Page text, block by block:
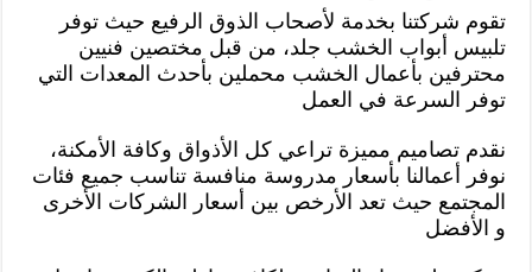
تقوم شركتنا بخدمة لأصحاب الذوق الرفيع حيث توفر
تلبيس أبواب الخشب جلد، من قبل مختصين فنيين
محترفين بأعمال الخشب محملين بأحدث المعدات التي
توفر السرعة في العمل
نقدم تصاميم مميزة تراعي كل الأذواق وكافة الأمكنة،
نوفر أعمالنا بأسعار مدروسة منافسة تناسب جميع فئات
المجتمع حيث تعد الأرخص بين أسعار الشركات الأخرى
و الأفضل